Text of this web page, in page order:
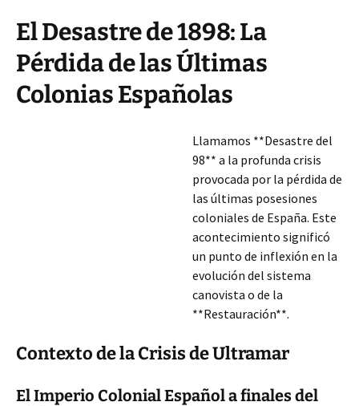
El Desastre de 1898: La
Pérdida de las Últimas
Colonias Españolas
Llamamos **Desastre del
98** a la profunda crisis
provocada por la pérdida de
las últimas posesiones
coloniales de España. Este
acontecimiento significó
un punto de inflexión en la
evolución del sistema
canovista o de la
**Restauración**.
Contexto de la Crisis de Ultramar
El Imperio Colonial Español a finales del